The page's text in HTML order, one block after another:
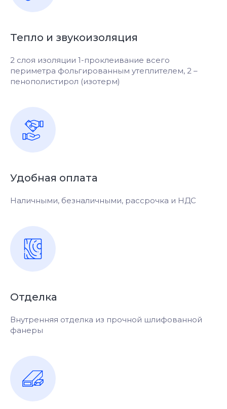
Тепло и звукоизоляция
2 слоя изоляции 1-проклеивание всего
периметра фольгированным утеплителем, 2 –
пенополистирол (изотерм)
Удобная оплата
Наличными, безналичными, рассрочка и НДС
Отделка
Внутренняя отделка из прочной шлифованной
фанеры